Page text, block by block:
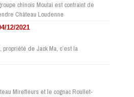
chinois Moutai est contraint de
Château Loudenne
12/2021
de Jack Ma, c’est la
Mirefleurs et le cognac Roullet-